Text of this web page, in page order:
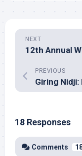
NEXT
12th Annual
PREVIOUS
Giring Nidji:
18 Responses
Comments